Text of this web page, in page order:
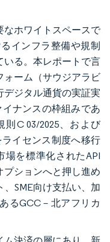
なホワイトスペースで
インフラ整備や規制
いる。本レポートで言
ォーム（サウジアラビ
デジタル通貨の実証実
ナンスの枠組みであ
則C 03/2025、および
イセンス制度へ移行
場を標準化されたAPI
ションへと押し進め
SME向け支払い、加
るGCC－北アフリカ